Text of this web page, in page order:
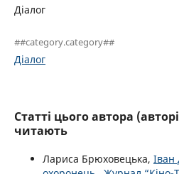
Діалог
##category.category##
Діалог
Статті цього автора
читають
Лариса Брюховецька, Іван